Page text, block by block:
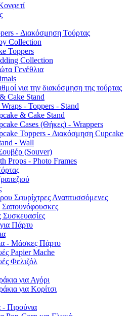
- Διακόσμηση Τούρτας
Collection
Toppers
Collection
Γενέθλια
για την διακόσμηση της τούρτας
Cake Stand
- Toppers - Stand
& Cake Stand
Cases (Θήκες) - Wrappers
Toppers - Διακόσμηση Cupcake
- Wall
(Souver)
Props - Photo Frames
Σφυρίχτρες Αναπτυσσόμενες
Συσκευασίες
Πάρτυ
- Μάσκες Πάρτυ
Papier Mache
Φελιζόλ
για Αγόρι
για Κορίτσι
Πιρούνια